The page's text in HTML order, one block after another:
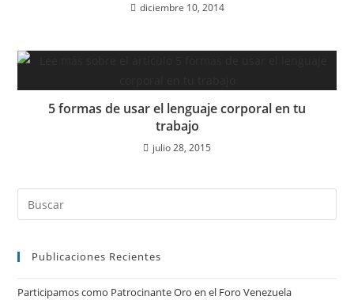
diciembre 10, 2014
5 formas de usar el lenguaje corporal en tu
trabajo
julio 28, 2015
Publicaciones Recientes
Participamos como Patrocinante Oro en el Foro Venezuela